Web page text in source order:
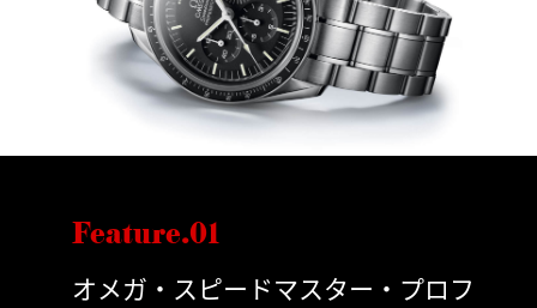
Feature.01
オメガ・スピードマスター・プロフ